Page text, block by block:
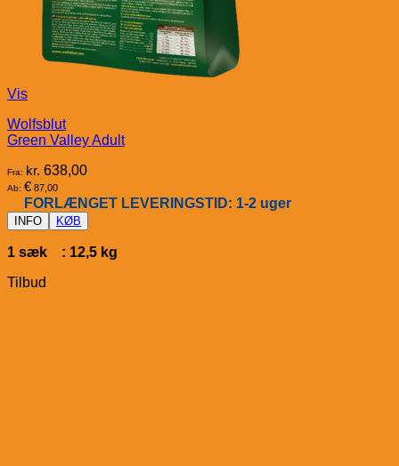
Vis
Wolfsblut
Green Valley Adult
Fra: kr. 638,00
Ab: € 87,00
FORLÆNGET LEVERINGSTID: 1-2 uger
INFO KØB
1 sæk : 12,5 kg
Tilbud